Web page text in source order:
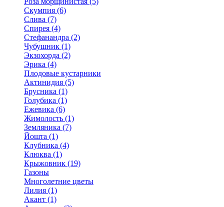
Скумпия (6)
Слива (7)
Спирея (4)
Стефанандра (2)
Чубушник (1)
Экзохорда (2)
Эрика (4)
Плодовые кустарники
Актинидия (5)
Брусника (1)
Голубика (1)
Ежевика (6)
Жимолость (1)
Земляника (7)
Йошта (1)
Клубника (4)
Клюква (1)
Крыжовник (19)
Газоны
Многолетние цветы
Лилия (1)
Акант (1)